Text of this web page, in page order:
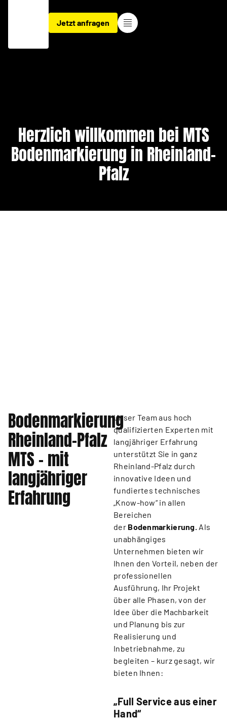
Jetzt anfragen
Herzlich willkommen bei MTS
Bodenmarkierung in Rheinland-
Pfalz
Bodenmarkierung
Rheinland-Pfalz
MTS - mit
langjähriger
Erfahrung
Unser Team aus hoch
qualifizierten Experten mit
langjähriger Erfahrung
unterstützt Sie in ganz
Rheinland-Pfalz durch
innovative Ideen und
fundiertes technisches
„Know-how“ in allen
Bereichen
der Bodenmarkierung. Als
unabhängiges
Unternehmen bieten wir
Ihnen den Vorteil, neben der
professionellen
Ausführung, Ihr Projekt
über alle Phasen, von der
Idee über die Machbarkeit
und Planung bis zur
Realisierung und
Inbetriebnahme, zu
begleiten – kurz gesagt, wir
bieten Ihnen:
„Full Service aus einer
Hand“